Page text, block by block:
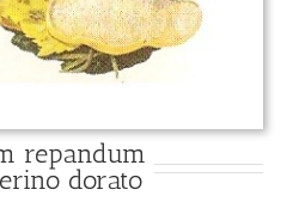
repandum
dorato